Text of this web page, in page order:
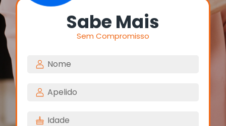
Sabe Mais
Sem Compromisso